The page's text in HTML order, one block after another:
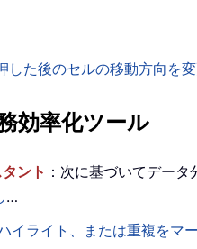
た後のセルの移動方向を
効率化ツール
ント ：次に基づいてデータ
…
イライト、または重複をマ